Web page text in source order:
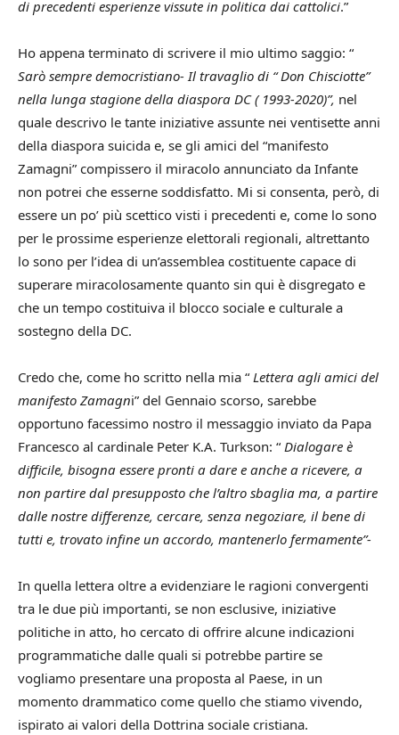
di precedenti esperienze vissute in politica dai cattolici.”
Ho appena terminato di scrivere il mio ultimo saggio: “
Sarò sempre democristiano- Il travaglio di “ Don Chisciotte”
nella lunga stagione della diaspora DC ( 1993-2020)”, nel
quale descrivo le tante iniziative assunte nei ventisette anni
della diaspora suicida e, se gli amici del “manifesto
Zamagni” compissero il miracolo annunciato da Infante
non potrei che esserne soddisfatto. Mi si consenta, però, di
essere un po’ più scettico visti i precedenti e, come lo sono
per le prossime esperienze elettorali regionali, altrettanto
lo sono per l’idea di un’assemblea costituente capace di
superare miracolosamente quanto sin qui è disgregato e
che un tempo costituiva il blocco sociale e culturale a
sostegno della DC.
Credo che, come ho scritto nella mia “ Lettera agli amici del
manifesto Zamagni” del Gennaio scorso, sarebbe
opportuno facessimo nostro il messaggio inviato da Papa
Francesco al cardinale Peter K.A. Turkson: “ Dialogare è
difficile, bisogna essere pronti a dare e anche a ricevere, a
non partire dal presupposto che l’altro sbaglia ma, a partire
dalle nostre differenze, cercare, senza negoziare, il bene di
tutti e, trovato infine un accordo, mantenerlo fermamente”-
In quella lettera oltre a evidenziare le ragioni convergenti
tra le due più importanti, se non esclusive, iniziative
politiche in atto, ho cercato di offrire alcune indicazioni
programmatiche dalle quali si potrebbe partire se
vogliamo presentare una proposta al Paese, in un
momento drammatico come quello che stiamo vivendo,
ispirato ai valori della Dottrina sociale cristiana.